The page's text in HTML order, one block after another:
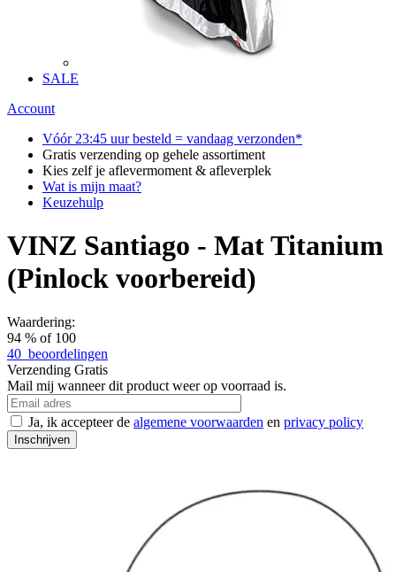
SALE
Account
Vóór 23:45 uur besteld = vandaag verzonden*
Gratis verzending op gehele assortiment
Kies zelf je aflevermoment & afleverplek
Wat is mijn maat?
Keuzehulp
VINZ Santiago - Mat Titanium
(Pinlock voorbereid)
Waardering:
94 % of 100
40 beoordelingen
Verzending Gratis
Mail mij wanneer dit product weer op voorraad is.
Ja, ik accepteer de algemene voorwaarden en privacy policy
Inschrijven